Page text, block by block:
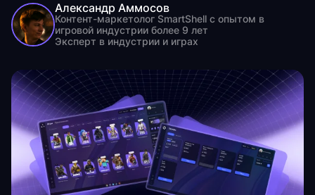
Александр Аммосов
Контент-маркетолог SmartShell с опытом в
игровой индустрии более 9 лет
Эксперт в индустрии и играх